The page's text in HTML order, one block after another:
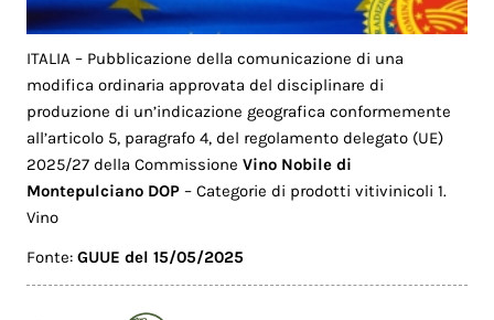
ITALIA – Pubblicazione della comunicazione di una
modifica ordinaria approvata del disciplinare di
produzione di un’indicazione geografica conformemente
all’articolo 5, paragrafo 4, del regolamento delegato (UE)
2025/27 della CommissioneVino Nobile di
Montepulciano DOP – Categorie di prodotti vitivinicoli 1.
Vino
Fonte:GUUE del 15/05/2025